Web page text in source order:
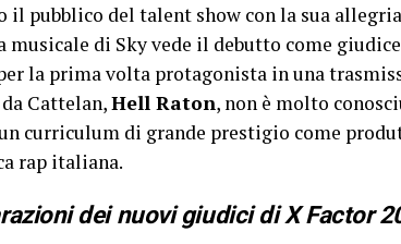
il pubblico del talent show con la sua allegria
musicale di Sky vede il debutto come
la prima volta protagonista in una
Cattelan,Hell Raton, non è molto
curriculum di grande prestigio come
rap italiana.
dei nuovi giudici di X Factor